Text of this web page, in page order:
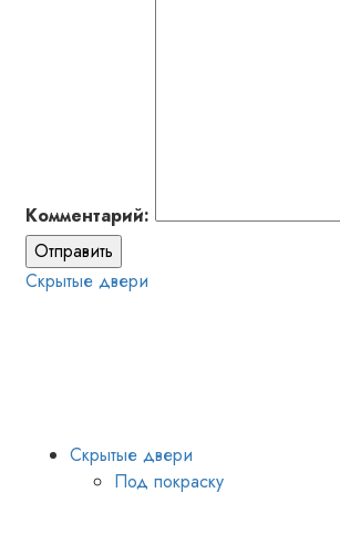
Комментарий:
Отправить
Скрытые двери
Скрытые двери
Под покраску